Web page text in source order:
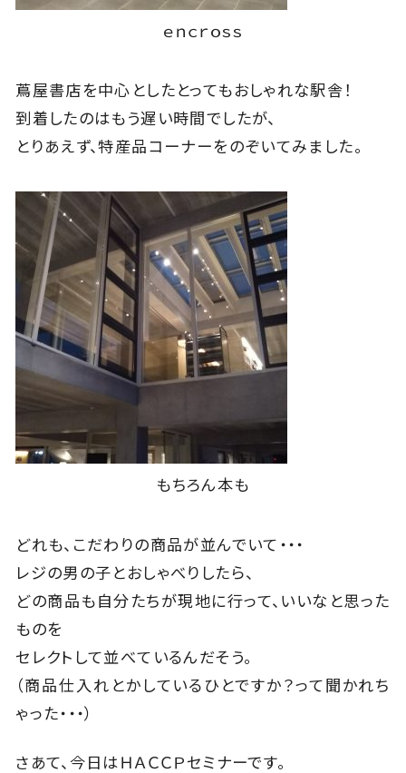
ｅｎｃｒｏｓｓ
蔦屋書店を中心としたとってもおしゃれな駅舎！
到着したのはもう遅い時間でしたが、
とりあえず、特産品コーナーをのぞいてみました。
もちろん本も
どれも、こだわりの商品が並んでいて・・・
レジの男の子とおしゃべりしたら、
どの商品も自分たちが現地に行って、いいなと思った
ものを
セレクトして並べているんだそう。
（商品仕入れとかしているひとですか？って聞かれち
ゃった・・・）
さあて、今日はＨＡＣＣＰセミナーです。